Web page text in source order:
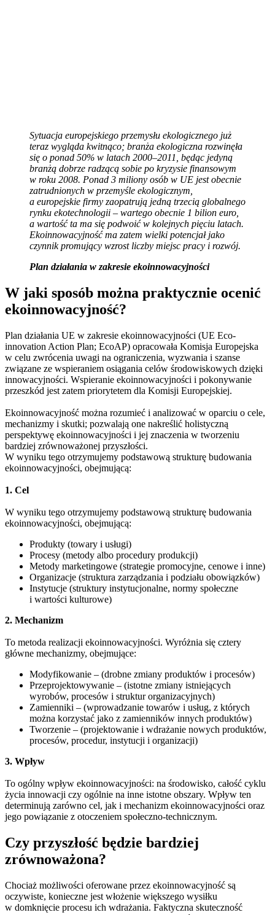
Sytuacja europejskiego przemysłu ekologicznego już
teraz wygląda kwitnąco; branża ekologiczna rozwinęła
się o ponad 50% w latach 2000–2011, będąc jedyną
branżą dobrze radzącą sobie po kryzysie finansowym
w roku 2008. Ponad 3 miliony osób w UE jest obecnie
zatrudnionych w przemyśle ekologicznym,
a europejskie firmy zaopatrują jedną trzecią globalnego
rynku ekotechnologii – wartego obecnie 1 bilion euro,
a wartość ta ma się podwoić w kolejnych pięciu latach.
Ekoinnowacyjność ma zatem wielki potencjał jako
czynnik promujący wzrost liczby miejsc pracy i rozwój.
Plan działania w zakresie ekoinnowacyjności
W jaki sposób można praktycznie ocenić
ekoinnowacyjność?
Plan działania UE w zakresie ekoinnowacyjności (UE Eco-
innovation Action Plan; EcoAP) opracowała Komisja Europejska
w celu zwrócenia uwagi na ograniczenia, wyzwania i szanse
związane ze wspieraniem osiągania celów środowiskowych dzięki
innowacyjności. Wspieranie ekoinnowacyjności i pokonywanie
przeszkód jest zatem priorytetem dla Komisji Europejskiej.
Ekoinnowacyjność można rozumieć i analizować w oparciu o cele,
mechanizmy i skutki; pozwalają one nakreślić holistyczną
perspektywę ekoinnowacyjności i jej znaczenia w tworzeniu
bardziej zrównoważonej przyszłości.
W wyniku tego otrzymujemy podstawową strukturę budowania
ekoinnowacyjności, obejmującą:
1. Cel
W wyniku tego otrzymujemy podstawową strukturę budowania
ekoinnowacyjności, obejmującą:
Produkty (towary i usługi)
Procesy (metody albo procedury produkcji)
Metody marketingowe (strategie promocyjne, cenowe i inne)
Organizacje (struktura zarządzania i podziału obowiązków)
Instytucje (struktury instytucjonalne, normy społeczne
i wartości kulturowe)
2. Mechanizm
To metoda realizacji ekoinnowacyjności. Wyróżnia się cztery
główne mechanizmy, obejmujące:
Modyfikowanie – (drobne zmiany produktów i procesów)
Przeprojektowywanie – (istotne zmiany istniejących
wyrobów, procesów i struktur organizacyjnych)
Zamienniki – (wprowadzanie towarów i usług, z których
można korzystać jako z zamienników innych produktów)
Tworzenie – (projektowanie i wdrażanie nowych produktów,
procesów, procedur, instytucji i organizacji)
3. Wpływ
To ogólny wpływ ekoinnowacyjności: na środowisko, całość cyklu
życia innowacji czy ogólnie na inne istotne obszary. Wpływ ten
determinują zarówno cel, jak i mechanizm ekoinnowacyjności oraz
jego powiązanie z otoczeniem społeczno-technicznym.
Czy przyszłość będzie bardziej
zrównoważona?
Chociaż możliwości oferowane przez ekoinnowacyjność są
oczywiste, konieczne jest włożenie większego wysiłku
w domknięcie procesu ich wdrażania. Faktyczna skuteczność